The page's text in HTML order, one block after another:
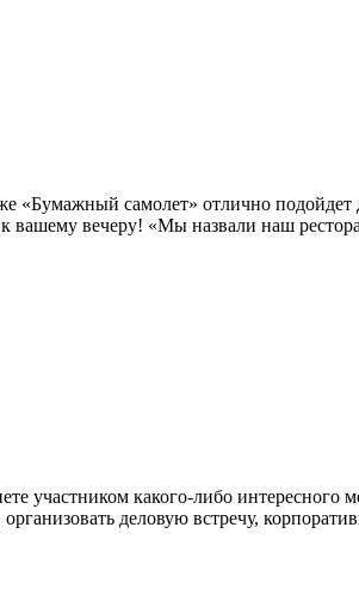
«Бумажный самолет» отлично
вечеру! «Мы назвали наш
участником какого-либо интересного
деловую встречу,